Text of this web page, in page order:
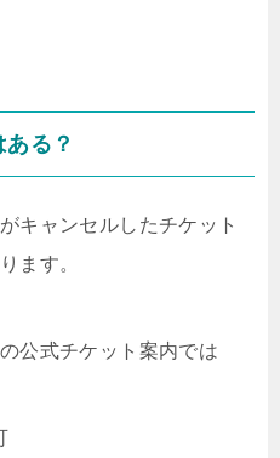
る？
キャンセルしたチケット
ます。
公式チケット案内では